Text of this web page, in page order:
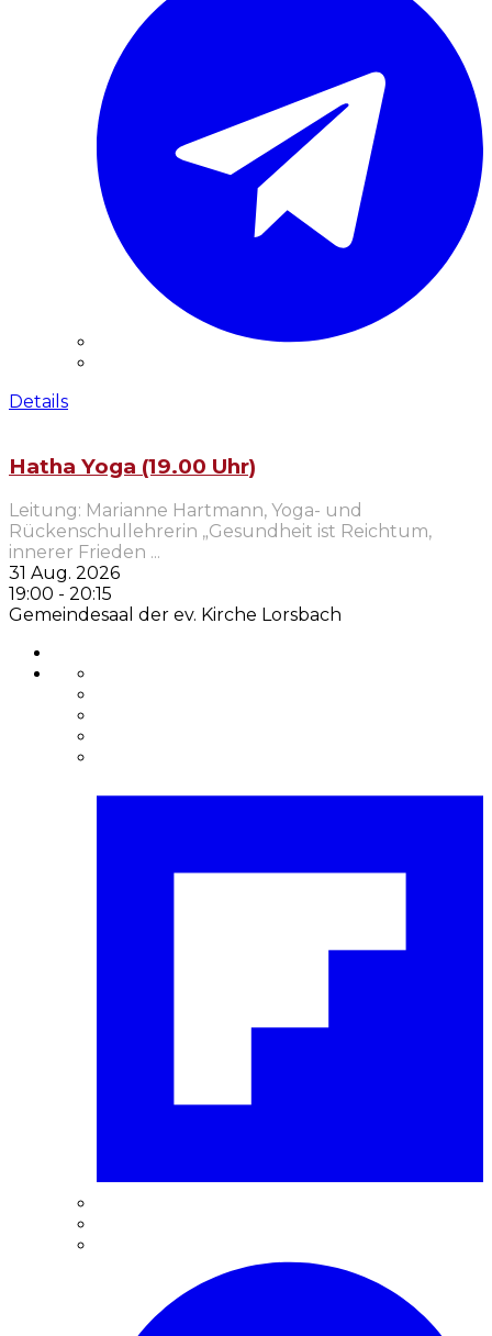
Details
Hatha Yoga (19.00 Uhr)
Leitung: Marianne Hartmann, Yoga- und
Rückenschullehrerin „Gesundheit ist Reichtum,
innerer Frieden ...
31 Aug. 2026
19:00 - 20:15
Gemeindesaal der ev. Kirche Lorsbach